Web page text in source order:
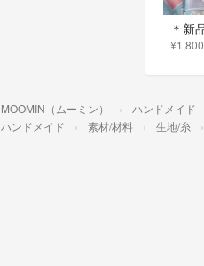
¥1,800
MOOMIN（ムーミン） ハンドメイド
ハンドメイド 素材/材料 生地/糸